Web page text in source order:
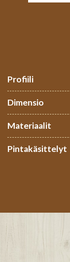
Profiili
Dimensio
Materiaalit
Pintakäsittelyt